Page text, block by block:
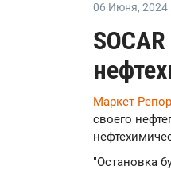
06 Июня, 2024
Маркет
своего
"Остановка